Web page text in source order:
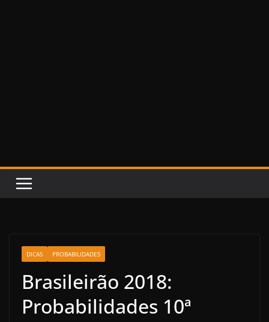
DICAS PROBABILIDADES
Brasileirão 2018:
Probabilidades 10ª